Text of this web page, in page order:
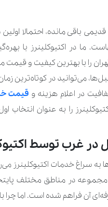
باقی مانده، احتمالا
ما در اکتیوکلینرز با
را با بهترین کیفیت و قیمت
می‌توانید در کوتاه‌ترین
در اعلام هزینه‌ و قیمت
را به ‌عنوان
غرب توسط
به سراغ خدمات
مجموعه در مناطق مختلف
آن فراهم شده است. اما چرا